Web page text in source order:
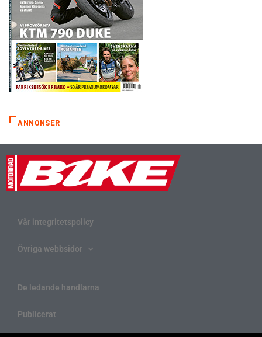
ANNONSER
Vår integritetspolicy
Övriga webbsidor
De ledande handlarna
Publicerat